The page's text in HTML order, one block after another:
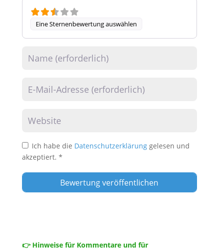
Eine Sternenbewertung auswählen
Ich habe die Datenschutzerklärung gelesen und
akzeptiert. *
👉 Hinweise für Kommentare und für